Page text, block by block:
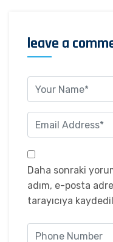
leave a
Daha sonraki
adım, e-posta
tarayıcıya